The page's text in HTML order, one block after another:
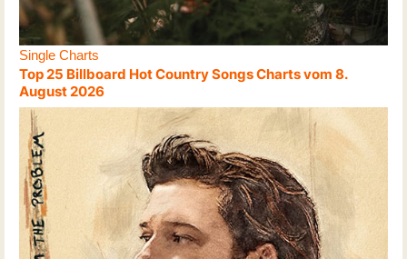
Single Charts
Top 25 Billboard Hot Country Songs Charts vom 8.
August 2026